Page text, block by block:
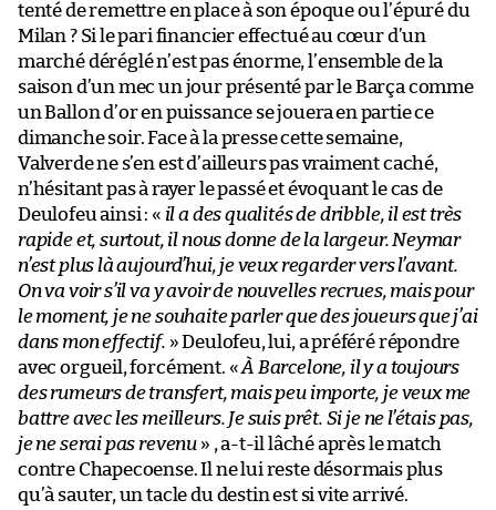
tenté de remettre en place à son époque ou l’épuré du
Milan ? Si le pari financier effectué au cœur d’un
marché déréglé n’est pas énorme, l’ensemble de la
saison d’un mec un jour présenté par le Barça comme
un Ballon d’or en puissance se jouera en partie ce
dimanche soir. Face à la presse cette semaine,
Valverde ne s’en est d’ailleurs pas vraiment caché,
n’hésitant pas à rayer le passé et évoquant le cas de
Deulofeu ainsi : « il a des qualités de dribble, il est très
rapide et, surtout, il nous donne de la largeur. Neymar
n’est plus là aujourd’hui, je veux regarder vers l’avant.
On va voir s’il va y avoir de nouvelles recrues, mais pour
le moment, je ne souhaite parler que des joueurs que j’ai
dans mon effectif. » Deulofeu, lui, a préféré répondre
avec orgueil, forcément. «À Barcelone, il y a toujours
des rumeurs de transfert, mais peu importe, je veux me
battre avec les meilleurs. Je suis prêt. Si je ne l’étais pas,
je ne serai pas revenu » , a-t-il lâché après le match
contre Chapecoense. Il ne lui reste désormais plus
qu’à sauter, un tacle du destin est si vite arrivé.